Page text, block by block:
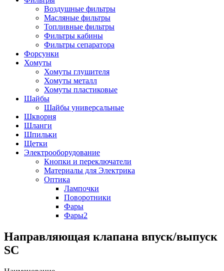
Воздушные фильтры
Масляные фильтры
Топливные фильтры
Фильтры кабины
Фильтры сепаратора
Форсунки
Хомуты
Хомуты глушителя
Хомуты металл
Хомуты пластиковые
Шайбы
Шайбы универсальные
Шкворня
Шланги
Шпильки
Щетки
Электрооборудование
Кнопки и переключатели
Материалы для Электрика
Оптика
Лампочки
Поворотники
Фары
Фары2
Направляющая клапана впуск/выпуск
SC